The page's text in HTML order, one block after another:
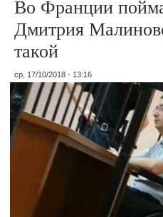
Во Франции
Дмитрия
такой
ср, 17/10/2018 - 13:16